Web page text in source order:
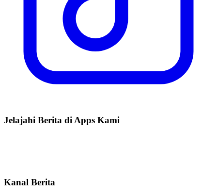
Jelajahi Berita di Apps Kami
Kanal Berita